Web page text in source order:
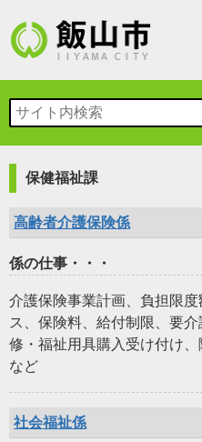
保健福祉課
高齢者介護保険係
係の仕事・・・
介護保険事業計画、負担限
ス、保険料、給付制限、要
修・福祉用具購入受け付け
など
社会福祉係